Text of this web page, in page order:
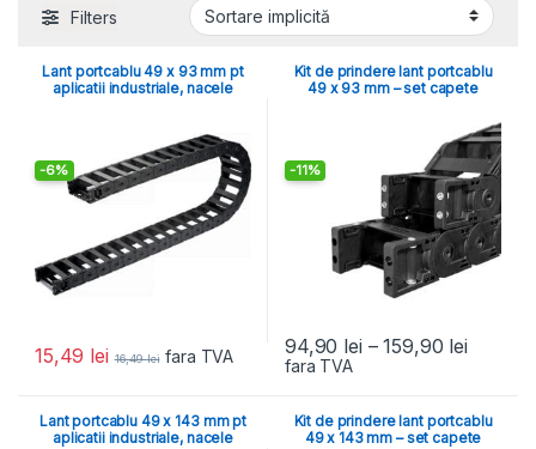
Filters
Lant portcablu 49 x 93 mm pt
aplicatii industriale, nacele
-6%
15,49 lei 16,49lei fara TVA
Kit de prindere lant portcablu
49 x 93 mm – set capete
-11%
94,90 lei –159,90 lei
fara TVA
Lant portcablu 49 x 143 mm pt
aplicatii industriale, nacele
Kit de prindere lant portcablu
49 x 143 mm – set capete